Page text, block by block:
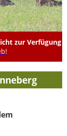
zur Verfügung
!